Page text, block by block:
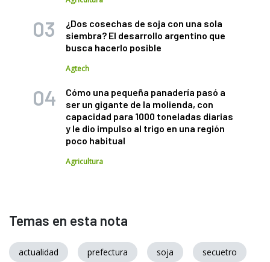
¿Dos cosechas de soja con una sola
siembra? El desarrollo argentino que
busca hacerlo posible
Agtech
Cómo una pequeña panadería pasó a
ser un gigante de la molienda, con
capacidad para 1000 toneladas diarias
y le dio impulso al trigo en una región
poco habitual
Agricultura
Temas en esta nota
actualidad prefectura soja secuetro